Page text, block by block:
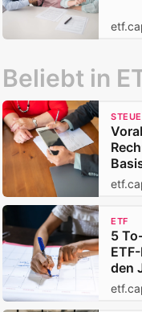
Beliebt in
ETF
5
den